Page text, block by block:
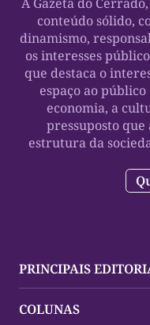
conteúdo sólido,
dinamismo,
os interesses
que destaca o
espaço ao
economia, a
pressuposto que
estrutura da
PRINCIPAIS
Palmas
COLUNAS